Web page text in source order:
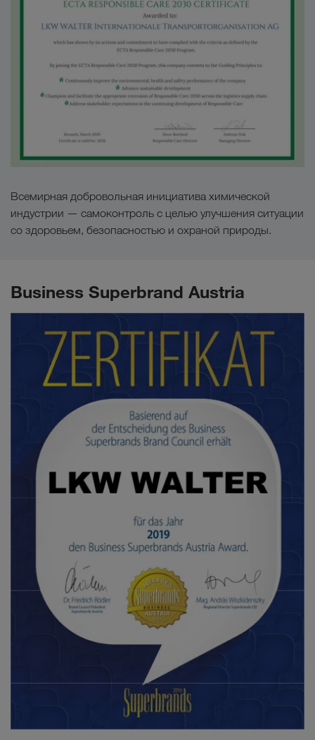
Всемирная добровольная инициатива химической
индустрии — самоконтроль с целью улучшения ситуации
со здоровьем, безопасностью и охраной природы.
Business Superbrand Austria